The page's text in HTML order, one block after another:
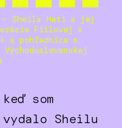
- Sheila Heti a jej
Fillovej s
a pohľadnica s
Východoslovenskej
som
vydalo Sheilu